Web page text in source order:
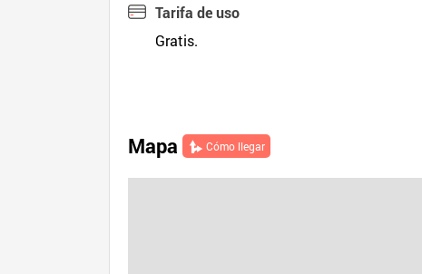
Tarifa de uso
Gratis.
Mapa Cómo llegar